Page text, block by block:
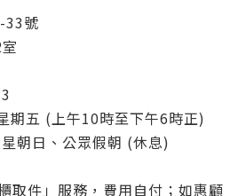
33號
期五 (上午10時至下午6時正)
、公眾假朝 (休息)
取件」服務，費用自付；如惠顧